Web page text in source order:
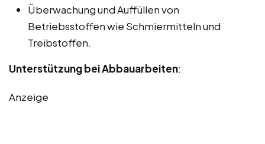
Überwachung und Auffüllen von
Betriebsstoffen wie Schmiermitteln und
Treibstoffen.
Unterstützung bei Abbauarbeiten:
Anzeige